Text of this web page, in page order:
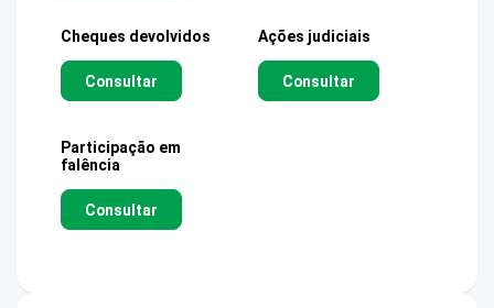
Cheques devolvidos
Consultar
Ações judiciais
Consultar
Participação em
falência
Consultar